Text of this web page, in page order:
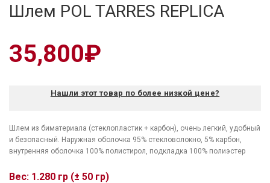
Шлем POL TARRES REPLICA
35,800₽
Нашли этот товар по более низкой цене?
Шлем из биматериала (стеклопластик + карбон), очень легкий, удобный
и безопасный. Наружная оболочка 95% стекловолокно, 5% карбон,
внутренняя оболочка 100% полистирол, подкладка 100% полиэстер
Вес: 1.280 гр (± 50 гр)